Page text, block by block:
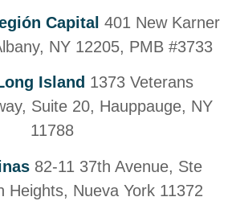
Capital 401 New Karner
NY 12205, PMB #3733
Island 1373 Veterans
Suite 20, Hauppauge, NY
11788
82-11 37th Avenue, Ste
Heights, Nueva York 11372